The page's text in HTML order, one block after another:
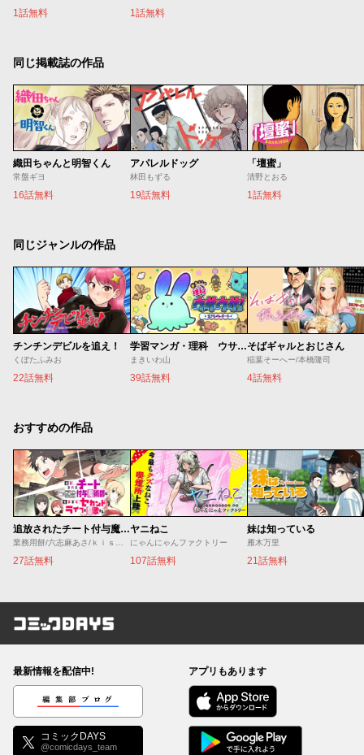
1話無料 1話無料
同じ掲載誌の作品
織田ちゃんと明智くん
常盤ギヨ
16話無料
アパレルドッグ
林田もずる
19話無料
「壇蜜」
清野とおる
1話無料
同じジャンルの作品
チンチンデビルを追え！
くぼたふみお
22話無料
学習マンガ・理科 ウサウサ！
まきいわ山
39話無料
そばギャルとおじさん
稲葉そーへー/本橋隆司
4話無料
おすすめの作品
追放されたチート付与魔術師は気ままなセカンドライフを謳歌する。 ～俺は武器だけじゃなく、あらゆるものに『強化ポイント』を付与できるし、俺の意思でいつでも効果を解除できるけど、残った人たち大丈夫？～
27話無料
ヤニねこ
にゃんにゃんファクトリー
107話無料
妹は知っている
雁木万里
21話無料
コミックDAYS
最新情報を配信中!
編集部ブログ
コミックDAYS
@comicdays_team
アプリもあります